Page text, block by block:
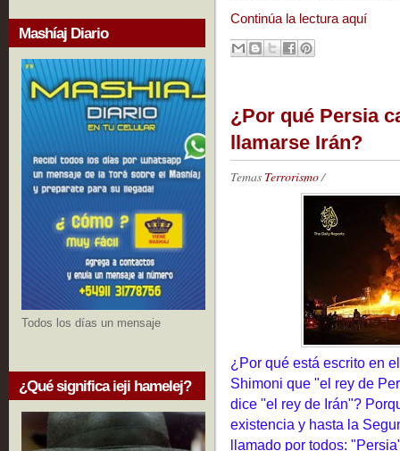
Mashíaj Diario
Todos los días un mensaje
¿Qué significa ieji hamelej?
Continúa la lectura aquí
¿Por qué Persia
llamarse Irán?
Temas Terrorismo/
¿Por qué está escrito en
Shimoni que "el rey de
dice "el rey de Irán"?
existencia y hasta la
llamado por todos: